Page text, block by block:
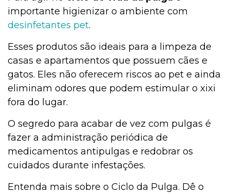
importante higienizar o ambiente com
desinfetantes pet.
Esses produtos são ideais para a limpeza de
casas e apartamentos que possuem cães e
gatos. Eles não oferecem riscos ao pet e ainda
eliminam odores que podem estimular o xixi
fora do lugar.
O segredo para acabar de vez com pulgas é
fazer a administração periódica de
medicamentos antipulgas e redobrar os
cuidados durante infestações.
Entenda mais sobre o Ciclo da Pulga. Dê o